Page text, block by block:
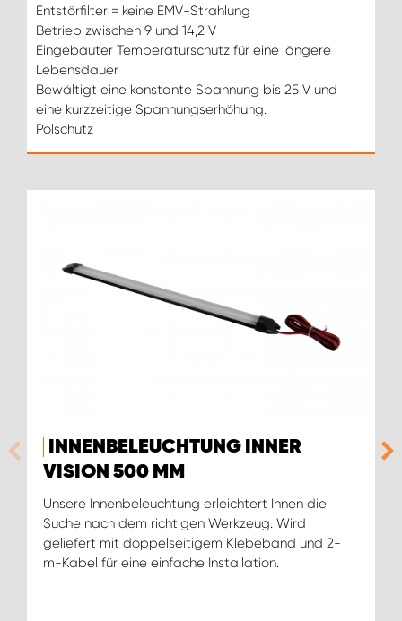
Entstörfilter = keine EMV-Strahlung
Betrieb zwischen 9 und 14,2 V
Eingebauter Temperaturschutz für eine längere
Lebensdauer
Bewältigt eine konstante Spannung bis 25 V und
eine kurzzeitige Spannungserhöhung.
Polschutz
INNENBELEUCHTUNG INNER
VISION 500 MM
Unsere Innenbeleuchtung erleichtert Ihnen die
Suche nach dem richtigen Werkzeug. Wird
geliefert mit doppelseitigem Klebeband und 2-
m-Kabel für eine einfache Installation.